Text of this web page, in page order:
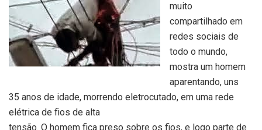
muito
compartilhado em
redes sociais de
todo o mundo,
mostra um homem
aparentando, uns
35 anos de idade, morrendo eletrocutado, em uma rede
elétrica de fios de alta
tensão. O homem fica preso sobre os fios, e logo parte de